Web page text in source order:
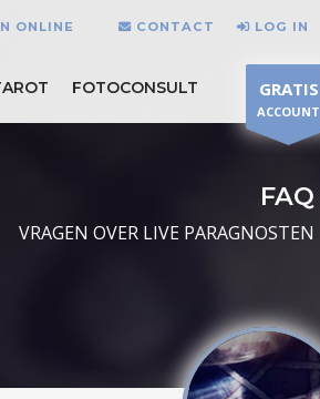
ONLINE CONTACT LOG IN
FOTOCONSULT GRATIS
ACCOUNT
FAQ
VRAGEN OVER LIVE PARAGNOSTEN